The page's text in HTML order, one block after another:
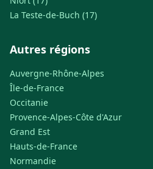
La Teste-de-Buch (17)
Autres régions
Auvergne-Rhône-Alpes
Île-de-France
Occitanie
Provence-Alpes-Côte d'Azur
Grand Est
Hauts-de-France
Normandie